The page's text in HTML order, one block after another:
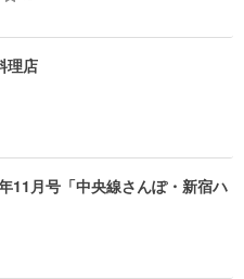
理店
11月号「中央線さんぽ・新宿ハ